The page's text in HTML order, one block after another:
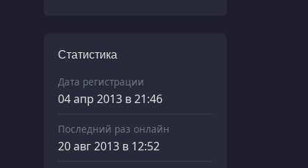
Статистика
Дата регистрации
04 апр 2013 в 21:46
Последний раз онлайн
20 авг 2013 в 12:52